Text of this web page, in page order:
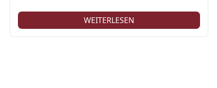
WEITERLESEN